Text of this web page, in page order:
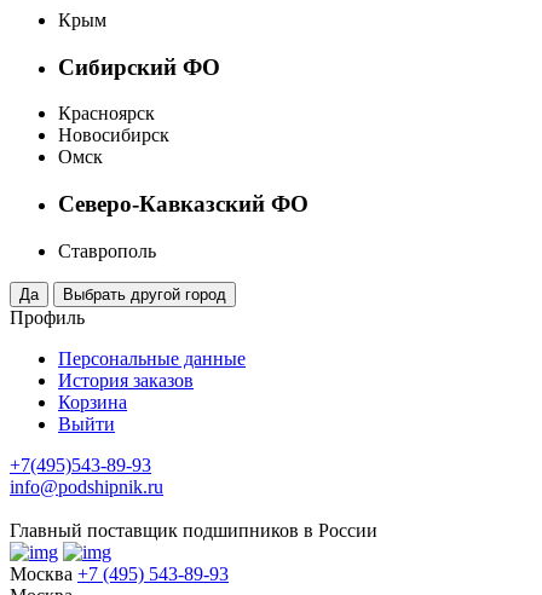
Крым
Сибирский ФО
Красноярск
Новосибирск
Омск
Северо-Кавказский ФО
Ставрополь
Профиль
Персональные данные
История заказов
Корзина
Выйти
+7(495)543-89-93
info@podshipnik.ru
Главный поставщик подшипников в России
Москва +7 (495) 543-89-93